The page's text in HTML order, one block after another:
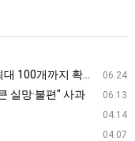
06.24
대표성이나 거래량을 고려해 선정할 계획이다.
06.13
실망·불편" 사과
04.14
04.07